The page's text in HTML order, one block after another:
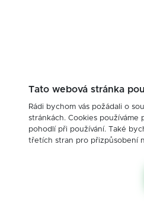
Tato webová stránka
Rádi bychom vás požádali o
stránkách. Cookies
pohodlí při používání. Také
třetích stran pro přizpůsobení